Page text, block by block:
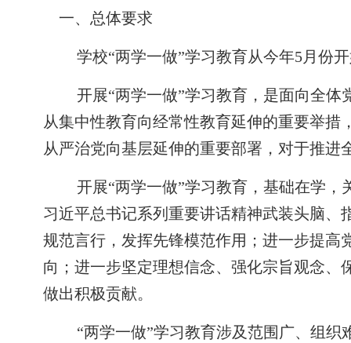
一、总体要求
学校“两学一做”学习教育从今年5月份
开展“两学一做”学习教育，是面向全
从集中性教育向经常性教育延伸的重要举措
从严治党向基层延伸的重要部署，对于推
开展“两学一做”学习教育，基础在学
习近平总书记系列重要讲话精神武装头脑
规范言行，发挥先锋模范作用；进一步提高
向；进一步坚定理想信念、强化宗旨观念
做出积极贡献。
“两学一做”学习教育涉及范围广、组